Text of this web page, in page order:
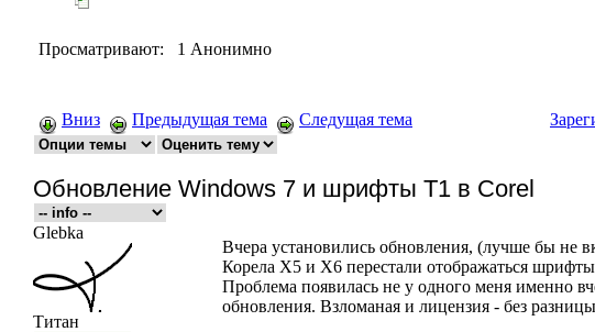
Просматривают: 1 Анонимно
Вниз Предыдущая тема Следущая тема
Обновление Windows 7 и шрифты T1 в Corel
Glebka
Титан
Вчера установились обновления, (лучше бы не
Корела Х5 и Х6 перестали отображаться
Проблема появилась не у одного меня именно
обновления. Взломаная и лицензия - без